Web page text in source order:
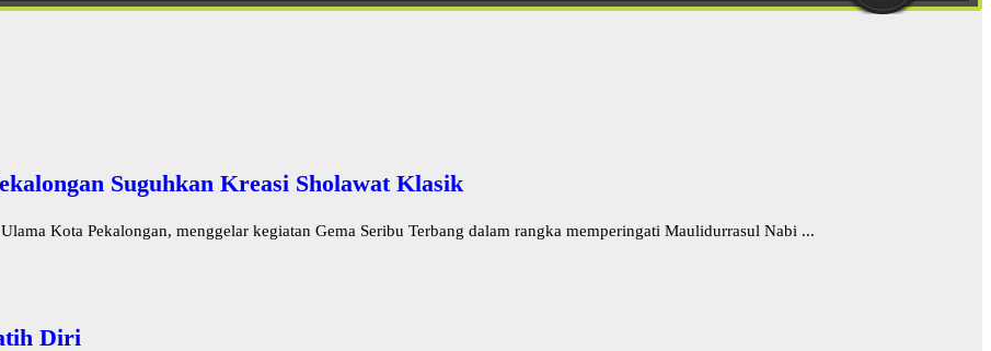
Suguhkan Kreasi Sholawat Klasik
Kota Pekalongan, menggelar kegiatan Gema Seribu Terbang dalam rangka memperingati Maulidurrasul Nabi ...
Diri